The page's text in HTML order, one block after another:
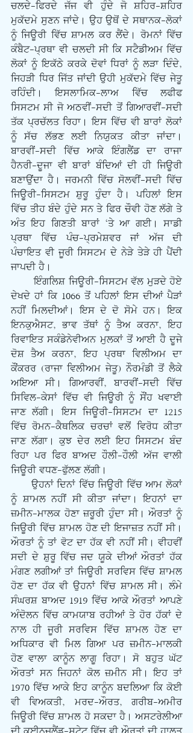
ਚਲਦੇ-ਫਿਰਦੇ ਜੱਜ ਵੀ ਹੁੰਦੇ ਜੋ ਸ਼ਹਿਰ-ਸ਼ਹਿਰ
ਮੁਕੱਦਮੇ ਸੁਣਨ ਜਾਂਦੇ। ਉਹ ਉਥੋਂ ਦੇ ਸਥਾਨਕ-ਲੋਕਾਂ
ਨੂੰ ਜਿਊਰੀ ਵਿੱਚ ਸ਼ਾਮਲ ਕਰ ਲੈਂਦੇ। ਰੋਮਨਾਂ ਵਿੱਚ
ਕੰਬੈਟ-ਪ੍ਰਥਾ ਵੀ ਚਲਦੀ ਸੀ ਕਿ ਸਟੈਡੀਅਮ ਵਿੱਚ
ਲੋਕਾਂ ਨੂੰ ਇਕੱਠੇ ਕਰਕੇ ਦੋਵਾਂ ਧਿਰਾਂ ਨੂੰ ਲੜਾ ਦਿੰਦੇ,
ਜਿਹੜੀ ਧਿਰ ਜਿੱਤ ਜਾਂਦੀ ਉਹੀ ਮੁਕੱਦਮੇ ਵਿੱਚ ਜੇਤੂ
ਰਹਿੰਦੀ। ਇਸਲਾਮਿਕ-ਲਾਅ ਵਿੱਚ ਲਫੀਫ
ਸਿਸਟਮ ਸੀ ਜੋ ਅਠਵੀਂ-ਸਦੀ ਤੋਂ ਗਿਆਰਵੀਂ-ਸਦੀ
ਤੱਕ ਪ੍ਰਚੱਲਤ ਰਿਹਾ। ਇਸ ਵਿੱਚ ਵੀ ਬਾਰਾਂ ਲੋਕਾਂ
ਨੂੰ ਸੱਚ ਲੱਭਣ ਲਈ ਨਿਯੁਕਤ ਕੀਤਾ ਜਾਂਦਾ।
ਬਾਰਵੀਂ-ਸਦੀ ਵਿੱਚ ਆਕੇ ਇੰਗਲੈਂਡ ਦਾ ਰਾਜਾ
ਹੈਨਰੀ-ਦੂਜਾ ਵੀ ਬਾਰਾਂ ਬੰਦਿਆਂ ਦੀ ਹੀ ਜਿਊਰੀ
ਬਣਾਉਂਦਾ ਹੈ। ਜਰਮਨੀ ਵਿੱਚ ਸੋਲਵੀਂ-ਸਦੀ ਵਿੱਚ
ਜਿਊਰੀ-ਸਿਸਟਮ ਸ਼ੁਰੂ ਹੁੰਦਾ ਹੈ। ਪਹਿਲਾਂ ਇਸ
ਵਿੱਚ ਤੀਹ ਬੰਦੇ ਹੁੰਦੇ ਸਨ ਤੇ ਫਿਰ ਚੌਵੀ ਹੋਣ ਲੱਗੇ ਤੇ
ਅੰਤ ਇਹ ਗਿਣਤੀ ਬਾਰਾਂ ‘ਤੇ ਆ ਗਈ। ਸਾਡੀ
ਪ੍ਰਥਾ ਵਿੱਚ ਪੰਚ-ਪ੍ਰਮੇਸ਼ਵਰ ਜਾਂ ਅੱਜ ਦੀ
ਪੰਚਾਇਤ ਵੀ ਜੂਰੀ ਸਿਸਟਮ ਦੇ ਨੇੜੇ ਤੇੜੇ ਹੀ ਪੈਂਦੀ
ਜਾਪਦੀ ਹੈ।
       ਇੰਗਲਿਸ਼ ਜਿਊਰੀ-ਸਿਸਟਮ ਵੱਲ ਮੁੜਦੇ ਹੋਏ
ਦੇਖਦੇ ਹਾਂ ਕਿ 1066 ਤੋਂ ਪਹਿਲਾਂ ਇਸ ਦੀਆਂ ਪੈੜਾਂ
ਨਹੀਂ ਮਿਲਦੀਆਂ। ਇਸ ਦੇ ਦੋ ਸੋਮੇ ਹਨ। ਇਕ
ਇਨਕੁਐਸਟ, ਭਾਵ ਤੱਥਾਂ ਨੂੰ ਤੈਅ ਕਰਨਾ, ਇਹ
ਰਿਵਾਇਤ ਸਕੰਡੇਨੇਵੀਅਨ ਮੁਲਕਾਂ ਤੋਂ ਆਈ ਹੈ ਦੂਜੇ
ਦੋਸ਼ ਤੈਅ ਕਰਨਾ, ਇਹ ਪ੍ਰਥਾ ਵਿਲੀਅਮ ਦਾ
ਕੌਂਕਰਰ (ਰਾਜਾ ਵਿਲੀਅਮ ਜੇਤੂ) ਨੌਰਮੰਡੀ ਤੋਂ ਲੈਕੇ
ਅਇਆ ਸੀ। ਗਿਆਰਵੀਂ, ਬਾਰਵੀਂ-ਸਦੀ ਵਿੱਚ
ਸਿਵਿਲ-ਕੇਸਾਂ ਵਿੱਚ ਵੀ ਜਿਊਰੀ ਨੂੰ ਸੌਂਹ ਖਵਾਈ
ਜਾਣ ਲੱਗੀ। ਇਸ ਜਿਊਰੀ-ਸਿਸਟਮ ਦਾ 1215
ਵਿੱਚ ਰੋਮਨ-ਕੈਥਲਿਕ ਚਰਚਾਂ ਵਲੋਂ ਵਿਰੋਧ ਕੀਤਾ
ਜਾਣ ਲੱਗਾ। ਕੁਝ ਦੇਰ ਲਈ ਇਹ ਸਿਸਟਮ ਬੰਦ
ਰਿਹਾ ਪਰ ਫਿਰ ਬਾਅਦ ਹੌਲੀ-ਹੌਲੀ ਅੱਜ ਵਾਲੀ
ਜਿਊਰੀ ਵਧਣ-ਫੁੱਲਣ ਲੱਗੀ।
ਨੂੰ ਸ਼ਾਮਲ ਨਹੀਂ ਸੀ ਕੀਤਾ ਜਾਂਦਾ। ਇਹਨਾਂ ਦਾ
ਜ਼ਮੀਨ-ਮਾਲਕ ਹੋਣਾ ਜ਼ਰੂਰੀ ਹੁੰਦਾ ਸੀ। ਔਰਤਾਂ ਨੂੰ
ਜਿਊਰੀ ਵਿੱਚ ਸ਼ਾਮਲ ਹੋਣ ਦੀ ਇਜਾਜ਼ਤ ਨਹੀਂ ਸੀ।
ਔਰਤਾਂ ਨੂੰ ਤਾਂ ਵੋਟ ਦਾ ਹੱਕ ਵੀ ਨਹੀਂ ਸੀ। ਵੀਹਵੀਂ
ਸਦੀ ਦੇ ਸ਼ੁਰੂ ਵਿੱਚ ਜਦ ਯੂਕੇ ਦੀਆਂ ਔਰਤਾਂ ਹੱਕ
ਮੰਗਣ ਲਗੀਆਂ ਤਾਂ ਜਿਊਰੀ ਸਰਵਿਸ ਵਿੱਚ ਸ਼ਾਮਲ
ਹੋਣ ਦਾ ਹੱਕ ਵੀ ਉਹਨਾਂ ਵਿੱਚ ਸ਼ਾਮਲ ਸੀ। ਲੰਮੇ
ਸੰਘਰਸ਼ ਬਾਅਦ 1919 ਵਿੱਚ ਆਕੇ ਔਰਤਾਂ ਆਪਣੇ
ਅੰਦੋਲਨ ਵਿੱਚ ਕਾਮਯਾਬ ਰਹੀਆਂ ਤੇ ਹੋਰ ਹੱਕਾਂ ਦੇ
ਨਾਲ ਹੀ ਜੂਰੀ ਸਰਵਿਸ ਵਿੱਚ ਸ਼ਾਮਲ ਹੋਣ ਦਾ
ਅਧਿਕਾਰ ਵੀ ਮਿਲ ਗਿਆ ਪਰ ਜ਼ਮੀਨ-ਮਾਲਕੀ
ਹੋਣ ਵਾਲਾ ਕਾਨੂੰਨ ਲਾਗੂ ਰਿਹਾ। ਸੋ ਬਹੁਤ ਘੱਟ
ਔਰਤਾਂ ਸਨ ਜਿਹਨਾਂ ਕੋਲ ਜ਼ਮੀਨ ਸੀ। ਇਹ ਤਾਂ
1970 ਵਿੱਚ ਆਕੇ ਇਹ ਕਾਨੂੰਨ ਬਦਲਿਆ ਕਿ ਕੋਈ
ਵੀ ਵਿਅਕਤੀ, ਮਰਦ-ਔਰਤ, ਗਰੀਬ-ਅਮੀਰ
ਜਿਊਰੀ ਵਿੱਚ ਸ਼ਾਮਲ ਹੋ ਸਕਦਾ ਹੈ। ਅਸਟਰੇਲੀਆ